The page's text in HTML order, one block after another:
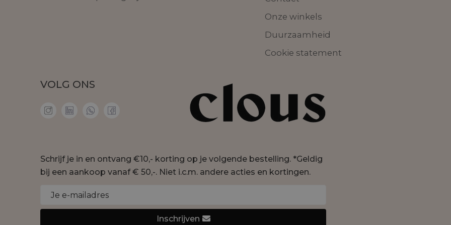
Onze winkels
Duurzaamheid
Cookie statement
VOLG ONS
Schrijf je in en ontvang €10,- korting op je volgende bestelling. *Geldig
bij een aankoop vanaf € 50,-. Niet i.c.m. andere acties en kortingen.
Inschrijven